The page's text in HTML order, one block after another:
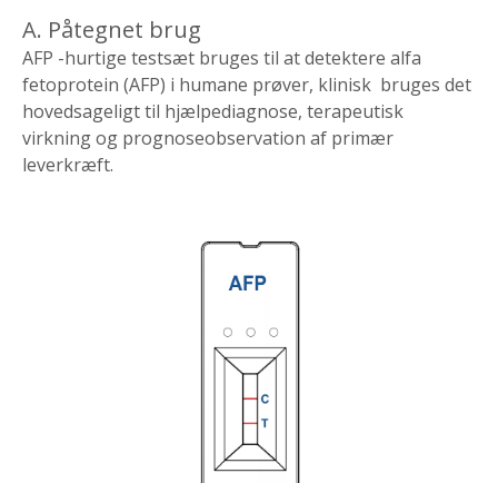
A. Påtegnet brug
AFP -hurtige testsæt bruges til at detektere alfa
fetoprotein (AFP) i humane prøver, klinisk bruges det
hovedsageligt til hjælpediagnose, terapeutisk
virkning og prognoseobservation af primær
leverkræft.